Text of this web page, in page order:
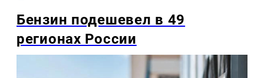
Бензин подешевел в 49
регионах России